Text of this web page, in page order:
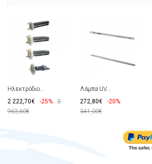
Ηλεκτρόδιο...
2 222,70€
-25%
2
963,60€
Λάμπα UV...
272,80€
-20%
341,00€